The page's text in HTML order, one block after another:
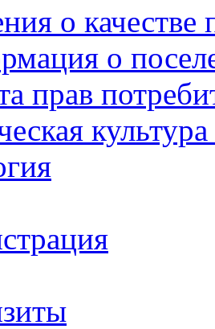
о качестве
о
прав